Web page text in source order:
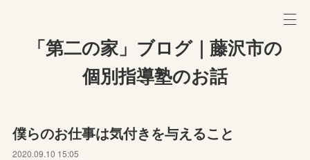
「第二の家」ブログ｜藤沢市の
個別指導塾のお話
僕らのお仕事は気付きを与えること
2020.09.10 15:05